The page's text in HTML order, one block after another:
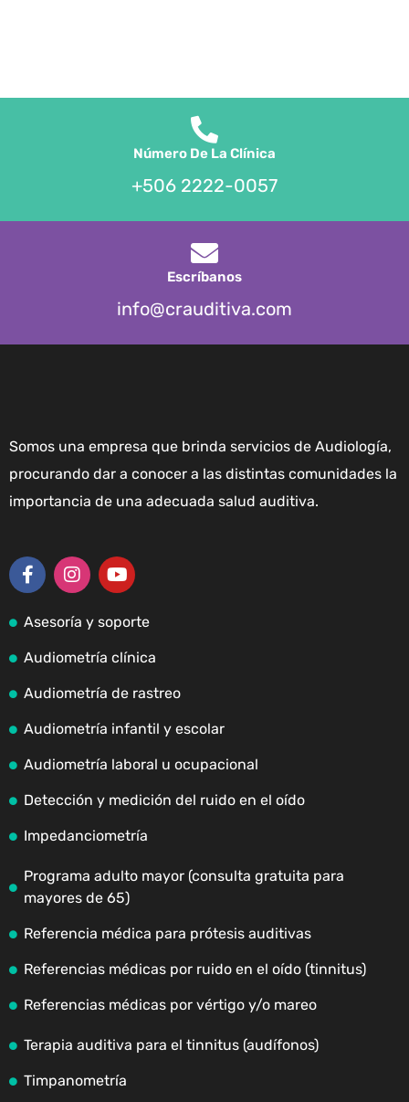
Número De La Clínica
+506 2222-0057
Escríbanos
info@crauditiva.com
Somos una empresa que brinda servicios de Audiología,
procurando dar a conocer a las distintas comunidades la
importancia de una adecuada salud auditiva.
Asesoría y soporte
Audiometría clínica
Audiometría de rastreo
Audiometría infantil y escolar
Audiometría laboral u ocupacional
Detección y medición del ruido en el oído
Impedanciometría
Programa adulto mayor (consulta gratuita para
mayores de 65)
Referencia médica para prótesis auditivas
Referencias médicas por ruido en el oído (tinnitus)
Referencias médicas por vértigo y/o mareo
Terapia auditiva para el tinnitus (audífonos)
Timpanometría